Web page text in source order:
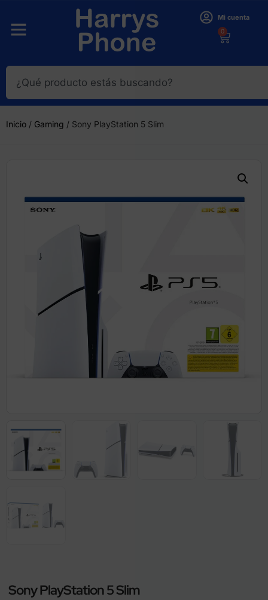
Mi cuenta
0
Inicio / Gaming / Sony PlayStation 5 Slim
Sony PlayStation 5 Slim